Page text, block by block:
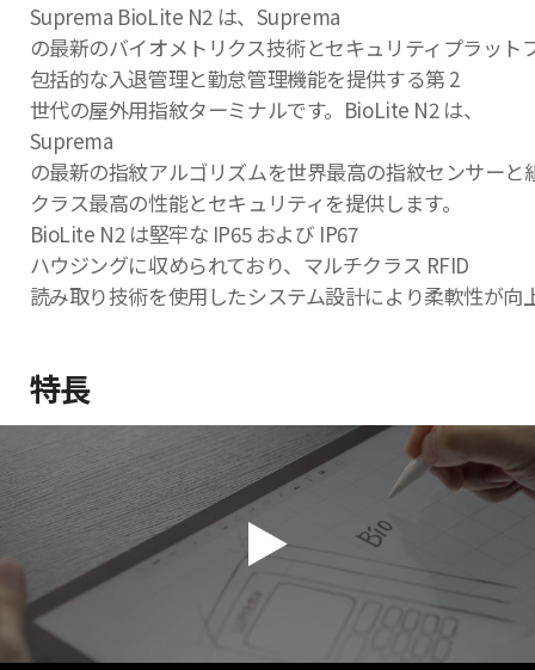
Suprema BioLite N2 は、Suprema
の最新のバイオメトリクス技術とセキュリティプラット
包括的な入退管理と勤怠管理機能を提供する第 2
世代の屋外用指紋ターミナルです。BioLite N2 は、
Suprema
の最新の指紋アルゴリズムを世界最高の指紋センサー
クラス最高の性能とセキュリティを提供します。
BioLite N2 は堅牢な IP65 および IP67
ハウジングに収められており、マルチクラス RFID
読み取り技術を使用したシステム設計により柔軟性が向
特長